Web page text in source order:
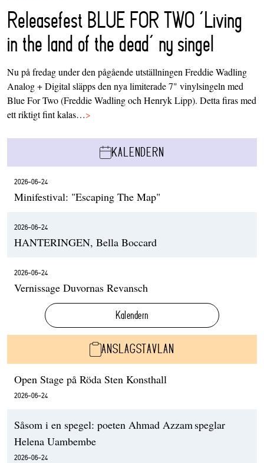
Releasefest BLUE FOR TWO ‘Living
in the land of the dead’ ny singel
Nu på fredag under den pågående utställningen Freddie Wadling
Analog + Digital släpps den nya limiterade 7" vinylsingeln med
Blue For Two (Freddie Wadling och Henryk Lipp). Detta firas med
ett riktigt fint kalas…>
KALENDERN
2026-06-24
Minifestival: "Escaping The Map"
2026-06-24
HANTERINGEN, Bella Boccard
2026-06-24
Vernissage Duvornas Revansch
Kalendern
ANSLAGSTAVLAN
Open Stage på Röda Sten Konsthall
2026-06-24
Såsom i en spegel: poeten Ahmad Azzam speglar
Helena Uambembe
2026-06-24